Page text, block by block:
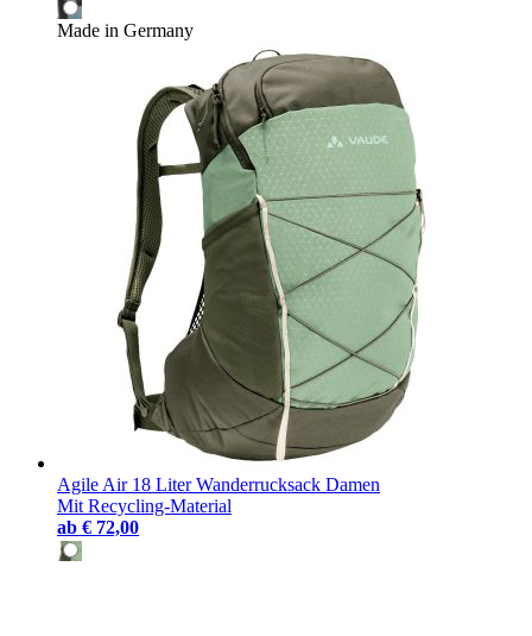
Made in Germany
Agile Air 18 Liter Wanderrucksack Damen
Mit Recycling-Material
ab € 72,00